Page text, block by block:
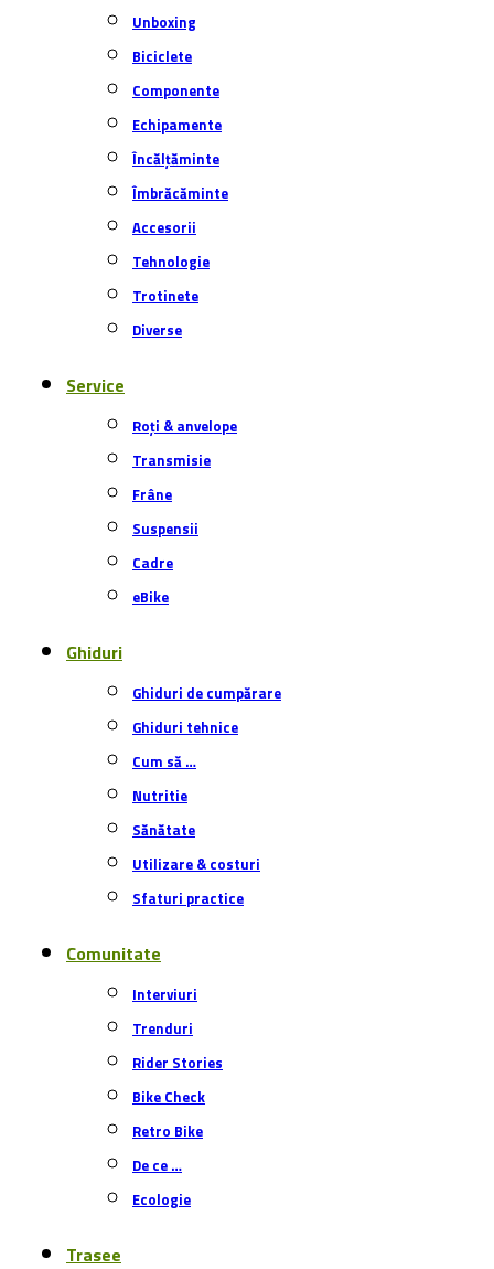
Unboxing
Biciclete
Componente
Echipamente
Încălțăminte
Îmbrăcăminte
Accesorii
Tehnologie
Trotinete
Diverse
Service
Roți & anvelope
Transmisie
Frâne
Suspensii
Cadre
eBike
Ghiduri
Ghiduri de cumpărare
Ghiduri tehnice
Cum să …
Nutritie
Sănătate
Utilizare & costuri
Sfaturi practice
Comunitate
Interviuri
Trenduri
Rider Stories
Bike Check
Retro Bike
De ce …
Ecologie
Trasee